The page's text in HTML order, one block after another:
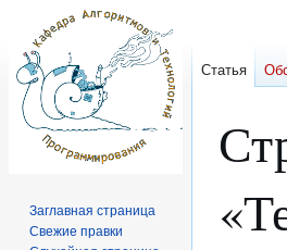
Статья
Заглавная страница
Свежие правки